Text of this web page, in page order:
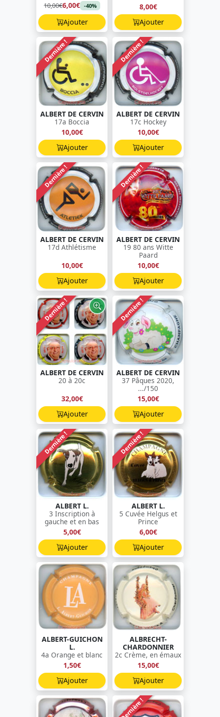
10,00€6,00€ -40%
Ajouter
8,00€
Ajouter
Dernière !
ALBERT DE CERVIN
17a Boccia
10,00€
Ajouter
Dernière !
ALBERT DE CERVIN
17c Hockey
10,00€
Ajouter
Dernière !
ALBERT DE CERVIN
17d Athlétisme
10,00€
Ajouter
Dernière !
ALBERT DE CERVIN
19 80 ans Witte
Paard
10,00€
Ajouter
Dernière !
ALBERT DE CERVIN
20 à 20c
32,00€
Ajouter
Dernière !
ALBERT DE CERVIN
37 Pâques 2020,
.../150
15,00€
Ajouter
Dernière !
ALBERT L.
3 Inscription à
gauche et en bas
5,00€
Ajouter
Dernière !
ALBERT L.
5 Cuvée Helgus et
Prince
6,00€
Ajouter
ALBERT-GUICHON
L.
4a Orange et blanc
1,50€
Ajouter
ALBRECHT-
CHARDONNIER
2c Crème, en émaux
15,00€
Ajouter
Dernière !